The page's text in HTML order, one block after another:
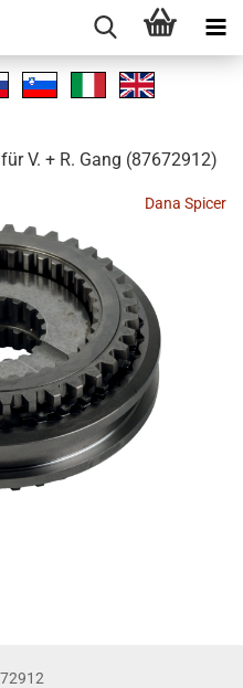
V. + R. Gang (87672912)
Dana Spicer